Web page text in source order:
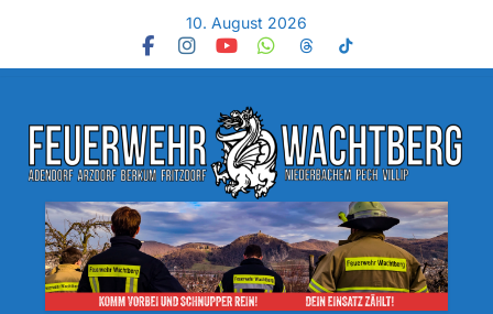
10. August 2026